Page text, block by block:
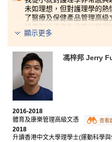
未如理想，但對護理學的
了醫療及保健產品管理高
設備和給予學生足夠的學
們溝通，凡事以同學為先。
包括微生物學、解剖生理
升學護理學奠定良好的基礎
會，讓同學開闊眼界。 這裡
實在感謝他們的幫助和教導
香港大學護理學系。
顯示更多
馮梓邦 Jerry
2016-2018
體育及康樂管理高級文憑
查看
2018
升讀香港中文大學理學士(運動科學